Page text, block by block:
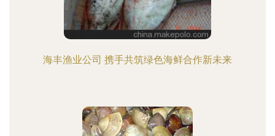
海丰渔业公司 携手共筑绿色海鲜合作新未来